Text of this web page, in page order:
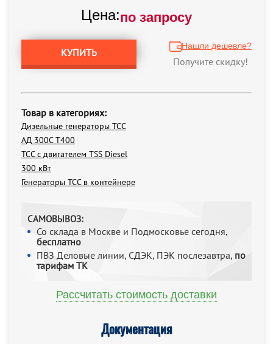
Цена:по запросу
КУПИТЬ
Нашли дешевле?
Получите скидку!
Товар в категориях:
Дизельные генераторы ТСС
АД 300С Т400
ТСС с двигателем TSS Diesel
300 кВт
Генераторы ТСС в контейнере
САМОВЫВОЗ:
Со склада в Москве и Подмосковье сегодня,
бесплатно
ПВЗ Деловые линии, СДЭК, ПЭК послезавтра, по
тарифам ТК
Рассчитать стоимость доставки
Документация